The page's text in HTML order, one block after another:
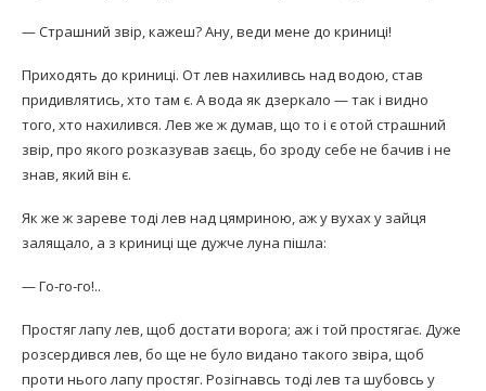
— Страшний звір, кажеш? Ану, веди мене до криниці!
Приходять до криниці. От лев нахиливсь над водою, став
придивлятись, хто там є. А вода як дзеркало — так і видно
того, хто нахилився. Лев же ж думав, що то і є отой страшний
звір, про якого розказував заєць, бо зроду себе не бачив і не
знав, який він є.
Як же ж зареве тоді лев над цямриною, аж у вухах у зайця
залящало, а з криниці ще дужче луна пішла:
— Го-го-го!..
Простяг лапу лев, щоб достати ворога; аж і той простягає. Дуже
розсердився лев, бо ще не було видано такого звіра, щоб
проти нього лапу простяг. Розігнавсь тоді лев та шубовсь у